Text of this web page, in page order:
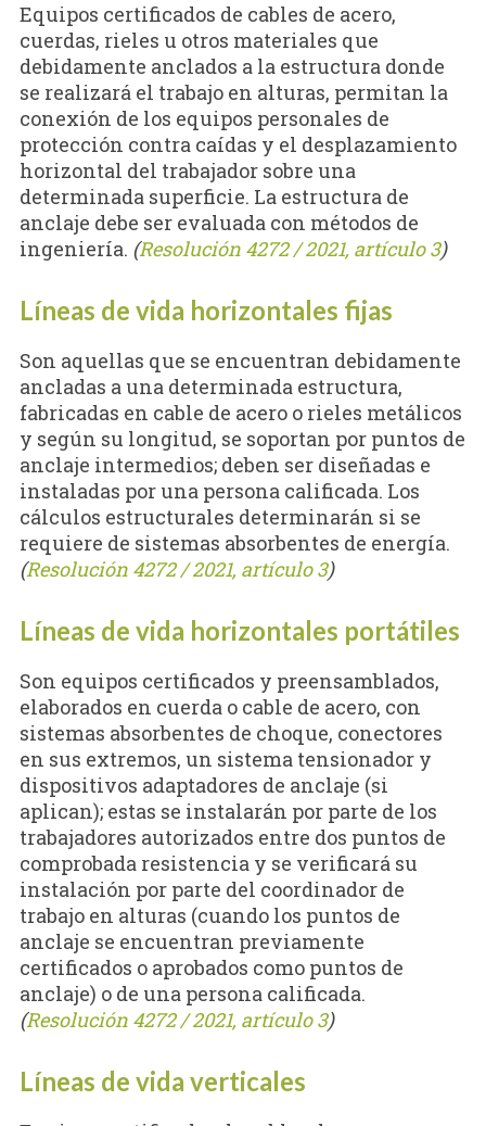
Equipos certificados de cables de acero,
cuerdas, rieles u otros materiales que
debidamente anclados a la estructura donde
se realizará el trabajo en alturas, permitan la
conexión de los equipos personales de
protección contra caídas y el desplazamiento
horizontal del trabajador sobre una
determinada superficie. La estructura de
anclaje debe ser evaluada con métodos de
ingeniería. (Resolución 4272 / 2021, artículo 3)
Líneas de vida horizontales fijas
Son aquellas que se encuentran debidamente
ancladas a una determinada estructura,
fabricadas en cable de acero o rieles metálicos
y según su longitud, se soportan por puntos de
anclaje intermedios; deben ser diseñadas e
instaladas por una persona calificada. Los
cálculos estructurales determinarán si se
requiere de sistemas absorbentes de energía.
(Resolución 4272 / 2021, artículo 3)
Líneas de vida horizontales portátiles
Son equipos certificados y preensamblados,
elaborados en cuerda o cable de acero, con
sistemas absorbentes de choque, conectores
en sus extremos, un sistema tensionador y
dispositivos adaptadores de anclaje (si
aplican); estas se instalarán por parte de los
trabajadores autorizados entre dos puntos de
comprobada resistencia y se verificará su
instalación por parte del coordinador de
trabajo en alturas (cuando los puntos de
anclaje se encuentran previamente
certificados o aprobados como puntos de
anclaje) o de una persona calificada.
(Resolución 4272 / 2021, artículo 3)
Líneas de vida verticales